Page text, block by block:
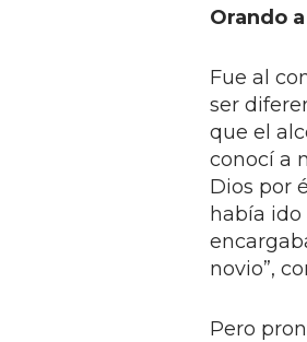
Orando
Fue al
ser
que el
conocí a
Dios por
había
novio”,
Pero